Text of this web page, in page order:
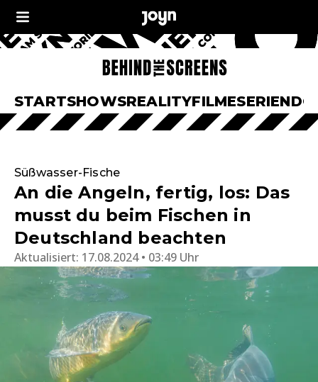
STARTSHOWSREALITYFILMESERIEN
Süßwasser-Fische
An die Angeln, fertig, los: Das
musst du beim Fischen in
Deutschland beachten
Aktualisiert: 17.08.2024 • 03:49 Uhr